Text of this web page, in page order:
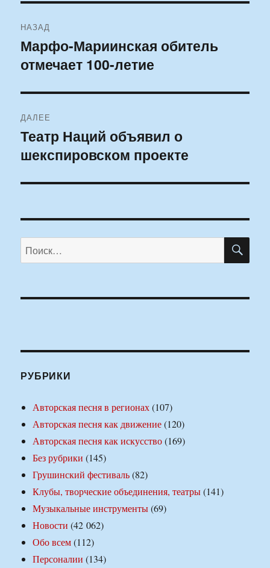
по
записям
НАЗАД
Предыдущая
запись:
Марфо-Мариинская обитель
отмечает 100-летие
ДАЛЕЕ
Следующая
запись:
Театр Наций объявил о
шекспировском проекте
Искать:
РУБРИКИ
Авторская песня в регионах(107)
Авторская песня как движение(120)
Авторская песня как искусство(169)
Без рубрики (145)
Грушинский фестиваль(82)
Клубы, творческие объединения, театры(141)
Музыкальные инструменты(69)
Новости (42 062)
Обо всем(112)
Персоналии (134)